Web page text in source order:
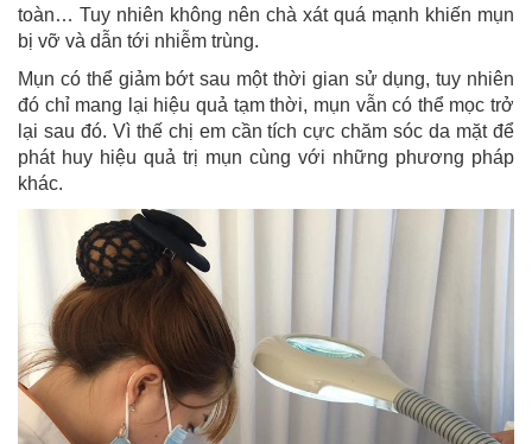
toàn… Tuy nhiên không nên chà xát quá mạnh khiến mụn
bị vỡ và dẫn tới nhiễm trùng.
Mụn có thể giảm bớt sau một thời gian sử dụng, tuy nhiên
đó chỉ mang lại hiệu quả tạm thời, mụn vẫn có thể mọc trở
lại sau đó. Vì thế chị em cần tích cực chăm sóc da mặt để
phát huy hiệu quả trị mụn cùng với những phương pháp
khác.